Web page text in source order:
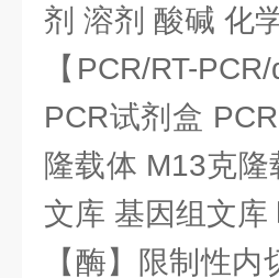
剂 溶剂 酸碱 化
【PCR/RT-
PCR试剂盒
隆载体 M13克
文库 基因组文库
【酶】限制性